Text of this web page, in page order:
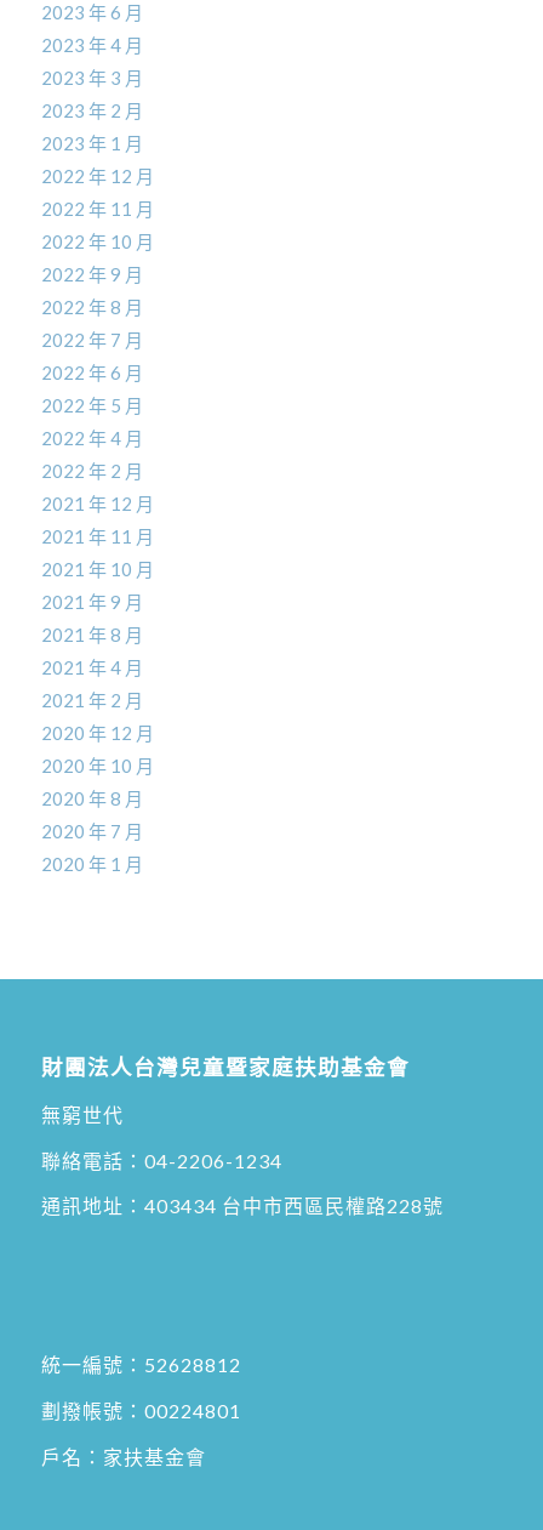
2023 年 6 月
2023 年 4 月
2023 年 3 月
2023 年 2 月
2023 年 1 月
2022 年 12 月
2022 年 11 月
2022 年 10 月
2022 年 9 月
2022 年 8 月
2022 年 7 月
2022 年 6 月
2022 年 5 月
2022 年 4 月
2022 年 2 月
2021 年 12 月
2021 年 11 月
2021 年 10 月
2021 年 9 月
2021 年 8 月
2021 年 4 月
2021 年 2 月
2020 年 12 月
2020 年 10 月
2020 年 8 月
2020 年 7 月
2020 年 1 月
財團法人台灣兒童暨家庭扶助基金會
無窮世代
聯絡電話： 04-2206-1234
通訊地址： 403434 台中市西區民權路228號
統一編號：52628812
劃撥帳號：00224801
戶名：家扶基金會